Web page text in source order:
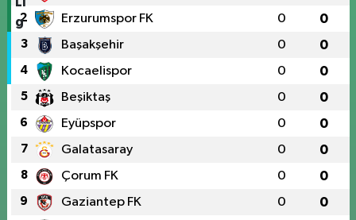
2 Erzurumspor FK 0 0
3 Başakşehir 0 0
4 Kocaelispor 0 0
5 Beşiktaş 0 0
6 Eyüpspor 0 0
7 Galatasaray 0 0
8 Çorum FK 0 0
9 Gaziantep FK 0 0